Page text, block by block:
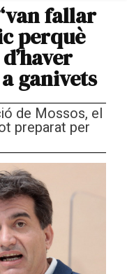
fallar
perquè
ganivets
de Mossos, el
preparat per